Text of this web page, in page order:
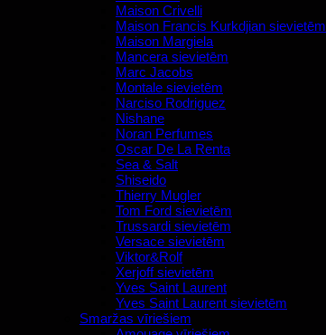
Maison Crivelli
Maison Francis Kurkdjian sievietēm
Maison Margiela
Mancera sievietēm
Marc Jacobs
Montale sievietēm
Narciso Rodriguez
Nishane
Noran Perfumes
Oscar De La Renta
Sea & Salt
Shiseido
Thierry Mugler
Tom Ford sievietēm
Trussardi sievietēm
Versace sievietēm
Viktor&Rolf
Xerjoff sievietēm
Yves Saint Laurent
Yves Saint Laurent sievietēm
Smaržas vīriešiem